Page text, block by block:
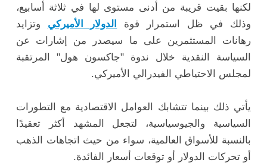
لكنها بقيت قريبة من أدنى مستوى لها في ثلاثة أسابيع،
وذلك في ظل استمرار قوة
الدولار الأميركي وتزايد
رهانات المستثمرين على ما سيصدر من إشارات عن
السياسة النقدية خلال ندوة "جاكسون هول" المرتقبة
لمجلس الاحتياطي الفيدرالي الأميركي.
يأتي ذلك بينما تتشابك العوامل الاقتصادية مع التطورات
السياسية والجيوسياسية، لتجعل المشهد أكثر تعقيدًا
بالنسبة للأسواق العالمية، سواء من حيث اتجاهات الذهب
أو تحركات الدولار أو توقعات أسعار الفائدة.